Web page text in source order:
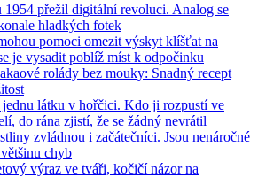
1954 přežil digitální revoluci. Analog se
hladkých fotek
pomoci omezit výskyt klíšťat na
je vysadit poblíž míst k odpočinku
rolády bez mouky: Snadný recept
jednu látku v hořčici. Kdo ji rozpustí ve
do rána zjistí, že se žádný nevrátil
zvládnou i začátečníci. Jsou nenáročné
chyb
výraz ve tváři, kočičí názor na